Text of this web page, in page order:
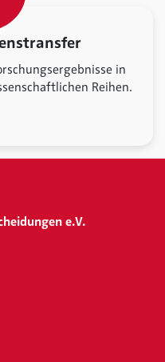
in
Reihen.
e.V.